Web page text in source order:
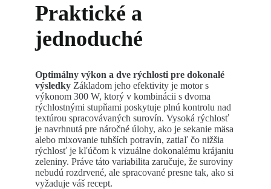
Praktické a
jednoduché
Optimálny výkon a dve rýchlosti pre dokonalé
výsledky Základom jeho efektivity je motor s
výkonom 300 W, ktorý v kombinácii s dvoma
rýchlostnými stupňami poskytuje plnú kontrolu nad
textúrou spracovávaných surovín. Vysoká rýchlosť
je navrhnutá pre náročné úlohy, ako je sekanie mäsa
alebo mixovanie tuhších potravín, zatiaľ čo nižšia
rýchlosť je kľúčom k vizuálne dokonalému krájaniu
zeleniny. Práve táto variabilita zaručuje, že suroviny
nebudú rozdrvené, ale spracované presne tak, ako si
vyžaduje váš recept.